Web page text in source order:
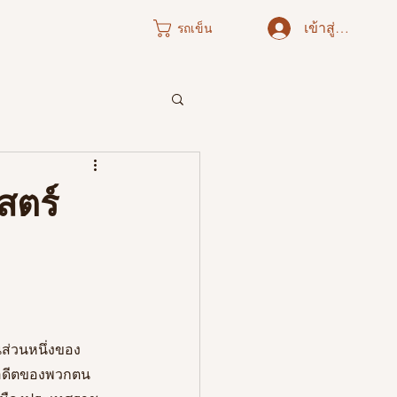
รถเข็น เข้าสู่ระบบ
ตร์
วนหนึ่งของ
ตของพวกตน